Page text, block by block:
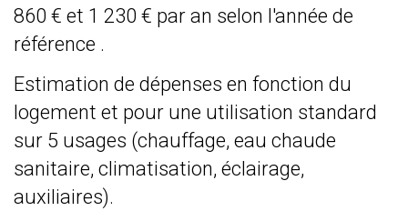
860 € et 1 230 € par an selon l'année de
référence .
Estimation de dépenses en fonction du
logement et pour une utilisation standard
sur 5 usages (chauffage, eau chaude
sanitaire, climatisation, éclairage,
auxiliaires).